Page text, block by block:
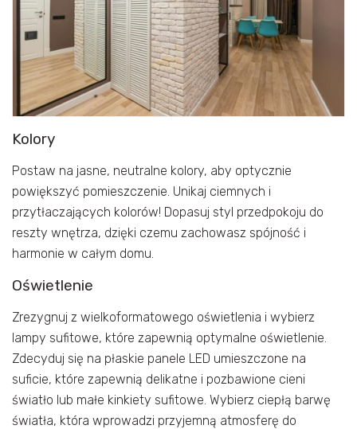
Kolory
Postaw na jasne, neutralne kolory, aby optycznie
powiększyć pomieszczenie. Unikaj ciemnych i
przytłaczających kolorów! Dopasuj styl przedpokoju do
reszty wnętrza, dzięki czemu zachowasz spójność i
harmonie w całym domu.
Oświetlenie
Zrezygnuj z wielkoformatowego oświetlenia i wybierz
lampy sufitowe, które zapewnią optymalne oświetlenie.
Zdecyduj się na płaskie panele LED umieszczone na
suficie, które zapewnią delikatne i pozbawione cieni
światło lub małe kinkiety sufitowe. Wybierz ciepłą barwę
światła, która wprowadzi przyjemną atmosferę do